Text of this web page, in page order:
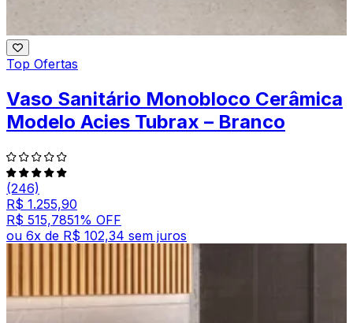
Top Ofertas
Vaso Sanitário Monobloco Cerâmica
Modelo Acies Tubrax – Branco
(246)
R$ 1.255,90
R$ 515,7851% OFF
ou 6x de R$ 102,34 sem juros